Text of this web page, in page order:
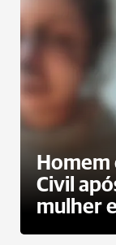
Homem
Civil
mulher